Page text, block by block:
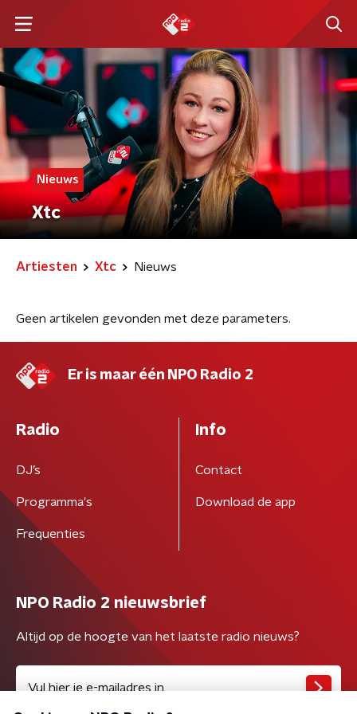
Nieuws
Xtc
Artiesten Xtc Nieuws
Geen artikelen gevonden met deze parameters.
Er is maar één NPO Radio 2
Radio
DJ’s
Programma's
Frequenties
Info
Contact
Download de app
NPO Radio 2 nieuwsbrief
Altijd op de hoogte van het laatste radio nieuws?